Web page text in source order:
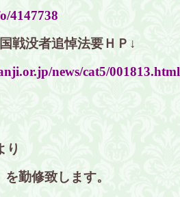
4147738
戦没者追悼法要ＨＰ↓
news/cat5/001813.html
り
を勤修致します。